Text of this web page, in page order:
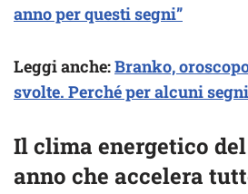
anno per questi segni”
Leggi anche:Branko,
svolte. Perché per alcuni
Il clima energetico del
anno che accelera